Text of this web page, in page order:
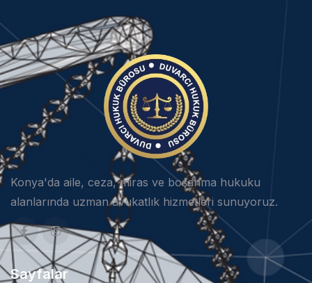
Konya'da aile, ceza, miras ve boşanma hukuku
alanlarında uzman avukatlık hizmetleri sunuyoruz.
Sayfalar